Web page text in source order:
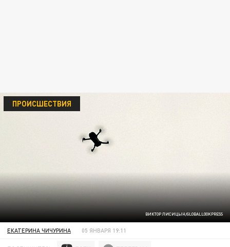
ВИКТОР ЛИСИЦЫН/GLOBALLOOKPRESS
ПРОИСШЕСТВИЯ
ЕКАТЕРИНА ЧИЧУРИНА 05 ЯНВАРЯ 19:11